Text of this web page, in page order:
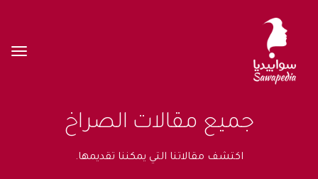
جميع مقالات الصراخ
اكتشف مقالاتنا التي يمكننا تقديمها.